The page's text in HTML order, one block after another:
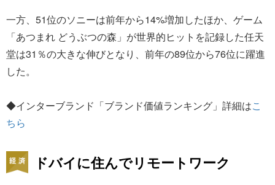
一方、51位のソニーは前年から14%増加したほか、ゲーム
「あつまれ どうぶつの森」が世界的ヒットを記録した任天
堂は31％の大きな伸びとなり、前年の89位から76位に躍進
した。
◆インターブランド「ブランド価値ランキング」詳細はこ
ちら
ドバイに住んでリモートワーク